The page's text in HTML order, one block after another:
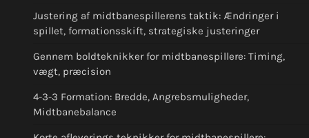
Justering af midtbanespillerens taktik: Ændringer i
spillet, formationsskift, strategiske justeringer
Gennem boldteknikker for midtbanespillere: Timing,
vægt, præcision
4-3-3 Formation: Bredde, Angrebsmuligheder,
Midtbanebalance